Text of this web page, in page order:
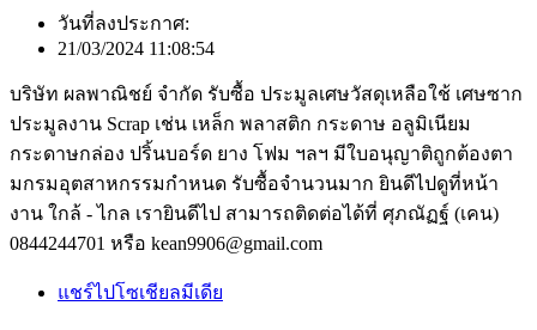
วันที่ลงประกาศ:
21/03/2024 11:08:54
บริษัท ผลพาณิชย์ จำกัด รับซื้อ ประมูลเศษวัสดุเหลือใช้ เศษซาก
ประมูลงาน Scrap เช่น เหล็ก พลาสติก กระดาษ อลูมิเนียม
กระดาษกล่อง ปริ้นบอร์ด ยาง โฟม ฯลฯ มีใบอนุญาติถูกต้องตา
มกรมอุตสาหกรรมกำหนด รับซื้อจำนวนมาก ยินดีไปดูที่หน้า
งาน ใกล้ - ไกล เรายินดีไป สามารถติดต่อได้ที่ ศุภณัฏฐ์ (เคน)
0844244701 หรือ kean9906@gmail.com
แชร์ไปโซเชียลมีเดีย